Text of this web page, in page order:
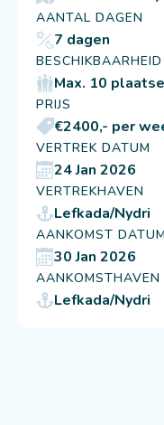
AANTAL DAGEN
7 dagen
BESCHIKBAARHEID
Max. 10
PRIJS
€2400,- per
VERTREK DATUM
24 Jan 2026
VERTREKHAVEN
Lefkada/Nydri
AANKOMST DATUM
30 Jan 2026
AANKOMSTHAVEN
Lefkada/Nydri